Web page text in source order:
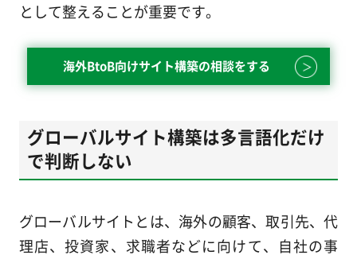
として整えることが重要です。
海外BtoB向けサイト構築の相談をする
グローバルサイト構築は多言語化だけ
で判断しない
グローバルサイトとは、海外の顧客、取引先、代
理店、投資家、求職者などに向けて、自社の事